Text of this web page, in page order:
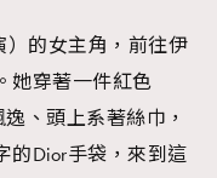
）的女主角，前往伊
她穿著一件紅色
、頭上系著絲巾，
的Dior手袋，來到這